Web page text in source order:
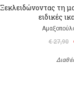
Ξεκλειδώνοντας τη
ειδικές
€ 27,90